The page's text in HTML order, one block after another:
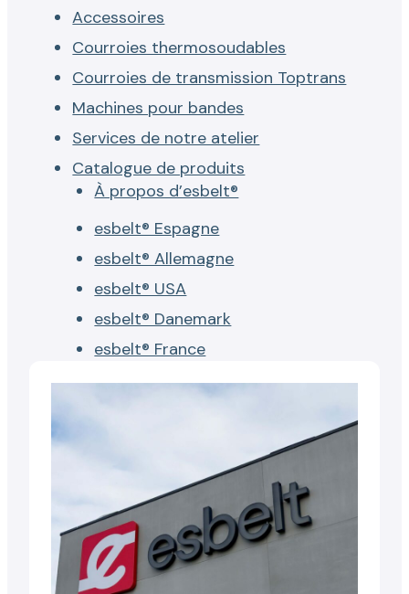
Accessoires
Courroies thermosoudables
Courroies de transmission Toptrans
Machines pour bandes
Services de notre atelier
Catalogue de produits
À propos d’esbelt®
esbelt® Espagne
esbelt® Allemagne
esbelt® USA
esbelt® Danemark
esbelt® France